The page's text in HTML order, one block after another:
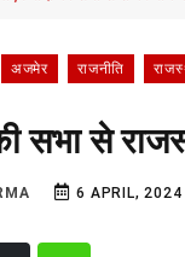
अजमेर राजनीति
सभा से
6 APRIL, 2024